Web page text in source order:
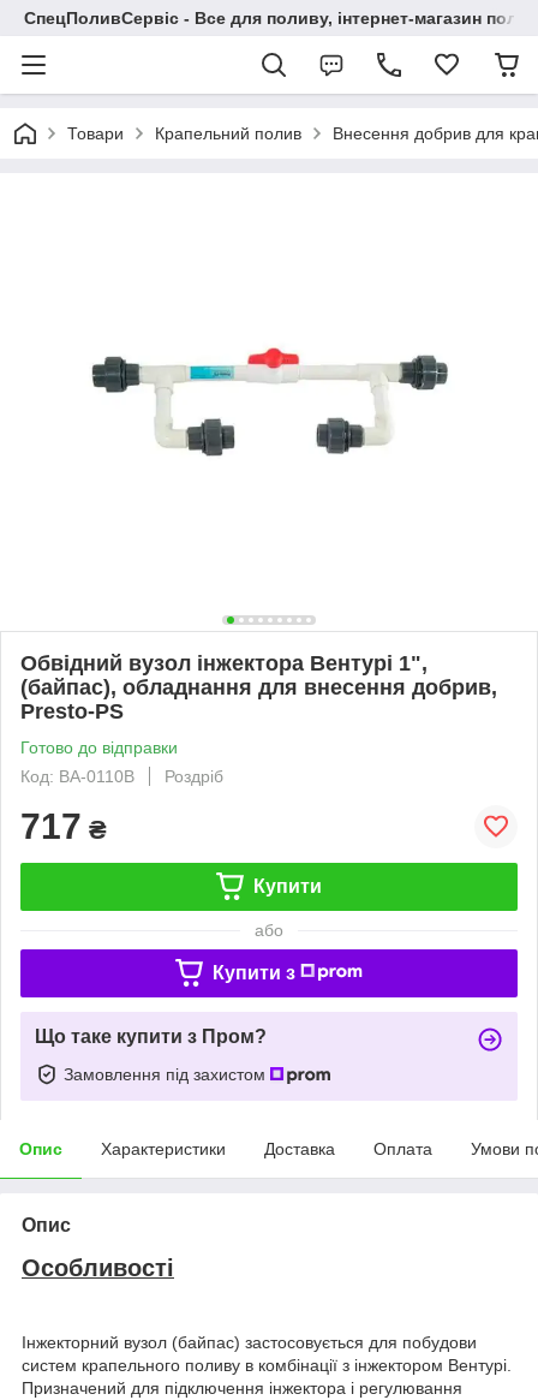
СпецПоливСервіс - Все для поливу, інтернет-магазин
Товари Крапельний полив Внесення добрив для
Обвідний вузол інжектора Вентурі 1",
(байпас), обладнання для внесення добрив,
Presto-PS
Готово до відправки
Код: BA-0110В
Роздріб
717 ₴
Купити
або
Купити з
Що таке купити з Пром?
Замовлення під захистом
Опис Характеристики Доставка Оплата Умови
Опис
Особливості
Інжекторний вузол (байпас) застосовується для побудови
систем крапельного поливу в комбінації з інжектором Вентурі.
Призначений для підключення інжектора і регулювання